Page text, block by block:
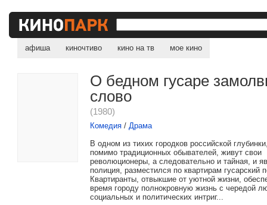
афиша киночтиво кино на тв мое кино
О бедном гусаре
слово
(1980)
Комедия /Драма
В одном из тихих городков российской
помимо традиционных обывателей, живут свои
революционеры, а следовательно и тайная, и
полиция, разместился по квартирам гусарский
Квартиранты, отвыкшие от уютной жизни,
время городу полнокровную жизнь с чередой
социальных и политических интриг...